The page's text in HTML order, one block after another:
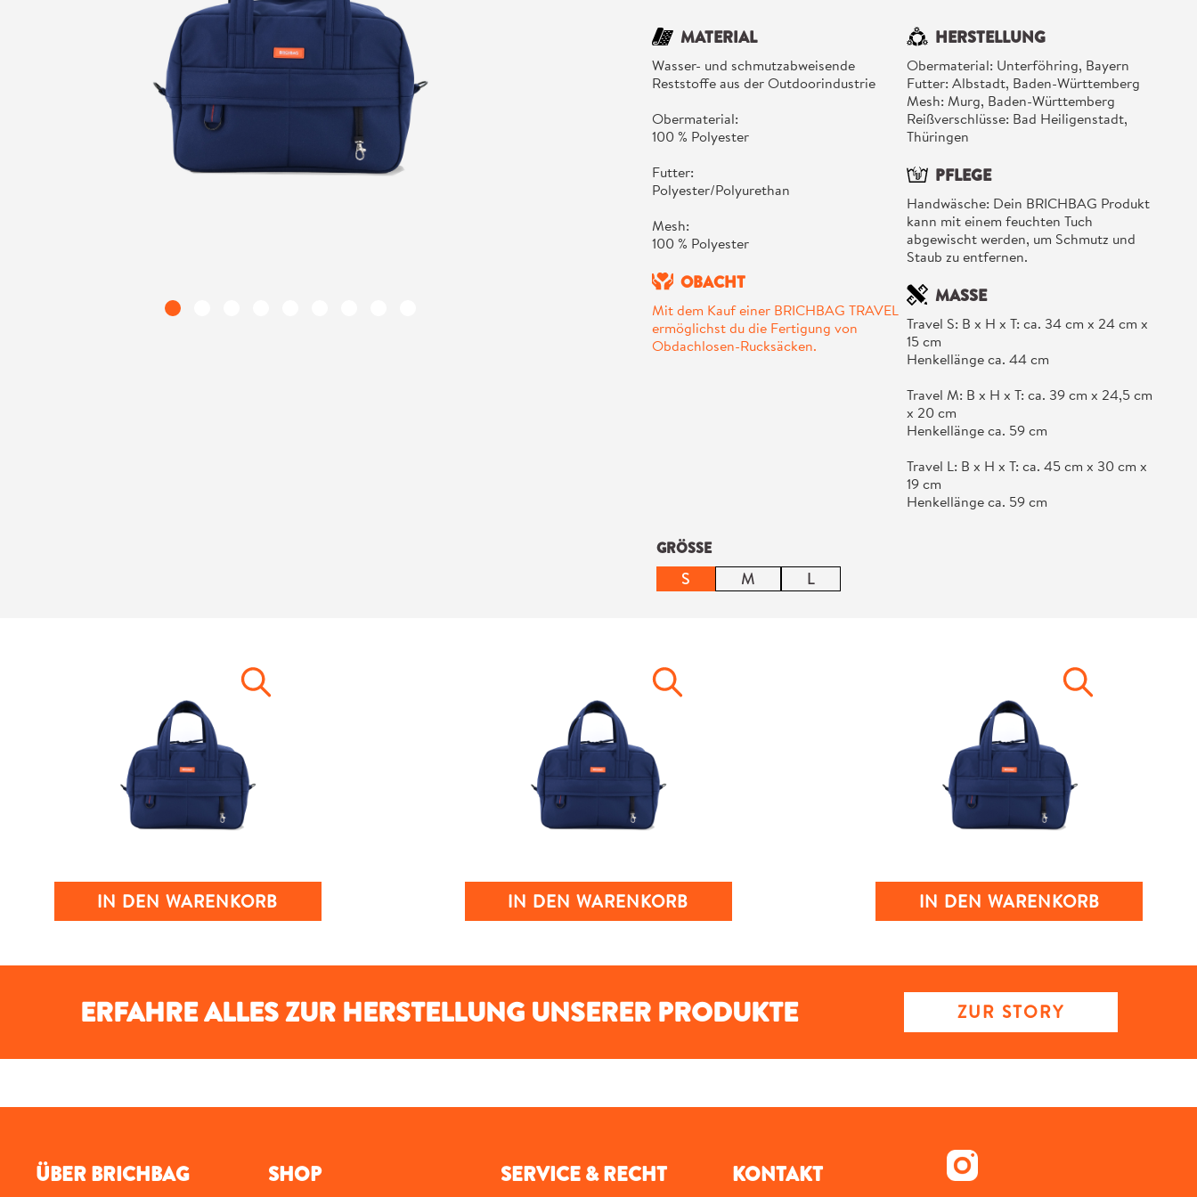
MATERIAL
Wasser- und schmutzabweisende
Reststoffe aus der Outdoorindustrie
Obermaterial:
100 % Polyester
Futter:
Polyester/Polyurethan
Mesh:
100 % Polyester
OBACHT
Mit dem Kauf einer BRICHBAG TRAVEL
ermöglichst du die Fertigung von
Obdachlosen-Rucksäcken.
HERSTELLUNG
Obermaterial: Unterföhring, Bayern
Futter: Albstadt, Baden-Württemberg
Mesh: Murg, Baden-Württemberg
Reißverschlüsse: Bad Heiligenstadt,
Thüringen
PFLEGE
Handwäsche: Dein BRICHBAG Produkt
kann mit einem feuchten Tuch
abgewischt werden, um Schmutz und
Staub zu entfernen.
MASSE
Travel S: B x H x T: ca. 34 cm x 24 cm x
15 cm
Henkellänge ca. 44 cm
Travel M: B x H x T: ca. 39 cm x 24,5 cm
x 20 cm
Henkellänge ca. 59 cm
Travel L: B x H x T: ca. 45 cm x 30 cm x
19 cm
Henkellänge ca. 59 cm
GRÖSSEauswählen
S M L
IN DEN WARENKORB IN DEN WARENKORB IN DEN WARENKORB
ERFAHRE ALLES ZUR HERSTELLUNG UNSERER PRODUKTE ZUR STORY
ÜBER BRICHBAG SHOP SERVICE & RECHT KONTAKT